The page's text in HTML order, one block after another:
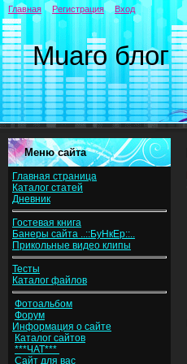
Muaro блог
Главная Регистрация Вход
Меню сайта
Главная страница
Каталог статей
Дневник
Гостевая книга
Банеры сайта ..::БуНкЕр::..
Прикольные видео клипы
Тесты
Каталог файлов
Фотоальбом
Форум
Информация о сайте
Каталог сайтов
***ЧАТ***
Сайт для вас